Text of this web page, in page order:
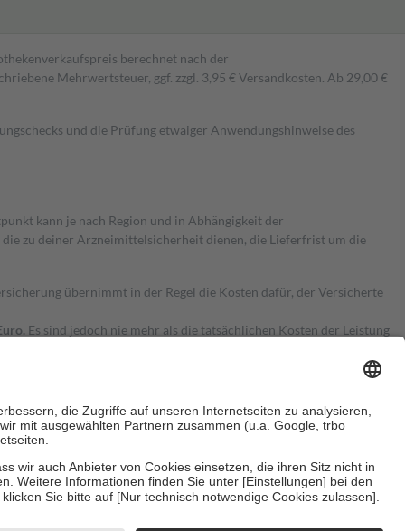
berechnet nach der
Mehrwertsteuer, ggf. zzgl. 3,95 € Versandkosten. Ab 29,00 €
und die Prüfung etwaiger Anwendungshinweise des
kann je nach Region und in Abhängigkeit der
zu deiner Arzneimittelsicherheit dienen, die Lieferfrist um die
übernimmt in der Regel die Kosten dafür, der Versicherte
Es sind jedoch nie mehr als die tatsächlichen Kosten der Leistung
Zuzahlungen an bei: